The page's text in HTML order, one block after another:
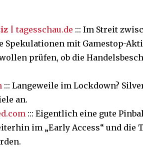
| tagesschau.de ::: Im Streit
Spekulationen mit Gamestop-
prüfen, ob die
::: Langeweile im Lockdown?
an.
::: Eigentlich eine gute
im „Early Access“ und die